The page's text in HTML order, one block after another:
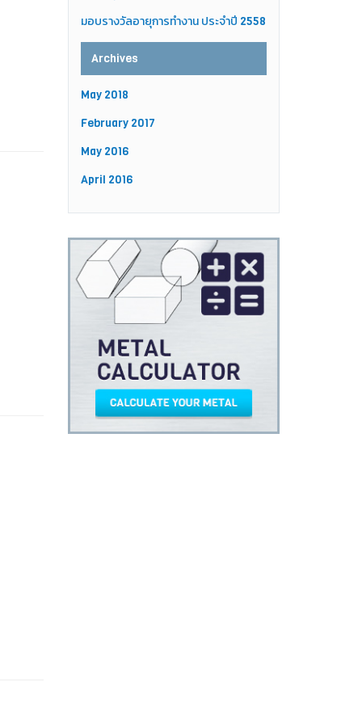
มอบรางวัลอายุการทำงาน ประจำปี 2558
Archives
May 2018
February 2017
May 2016
April 2016